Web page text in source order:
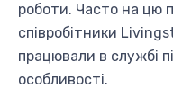
роботи. Часто на цю
співробітники
працювали в службі
особливості.